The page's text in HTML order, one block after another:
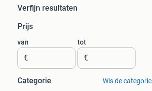
Verfijn resultaten
Prijs
van
€
tot
€
Categorie Wis de categorie